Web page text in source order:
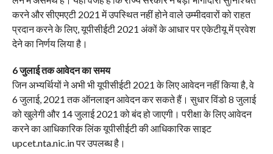
करने और सीएमएटी 2021 में उपस्थित नहीं होने वाले उम्मीदवारों को राहत
प्रदान करने के लिए, यूपीसीईटी 2021 अंकों के आधार पर एकेटीयू में प्रवेश
देने का निर्णय लिया है।
6 जुलाई तक आवेदन का समय
जिन अभ्यर्थियों ने अभी भी यूपीसीईटी 2021 के लिए आवेदन नहीं किया है, वे
6 जुलाई, 2021 तक ऑनलाइन आवेदन कर सकते हैं। सुधार विंडो 8 जुलाई
को खुलेगी और 14 जुलाई 2021 को बंद हो जाएगी। परीक्षा के लिए आवेदन
करने का आधिकारिक लिंक यूपीसीईटी की आधिकारिक साइट
upcet.nta.nic.in पर उपलब्ध है।